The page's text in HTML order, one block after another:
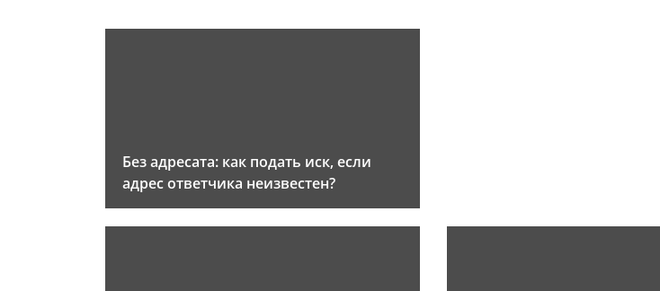
Без адресата: как подать иск, если
адрес ответчика неизвестен?